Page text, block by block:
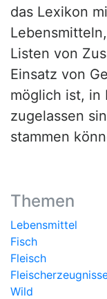
das Lexikon
Listen von
Einsatz von
möglich ist, in
zugelassen
stammen
Themen
Lebensmittel
Fisch
Fleisch
Wild